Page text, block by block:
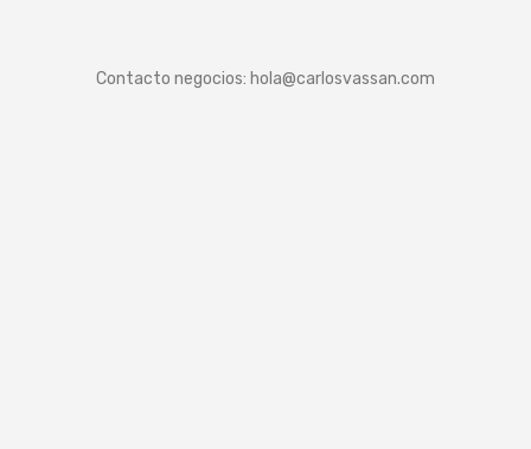
Contacto negocios: hola@carlosvassan.com